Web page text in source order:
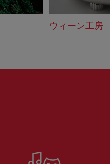
ウィーン工房